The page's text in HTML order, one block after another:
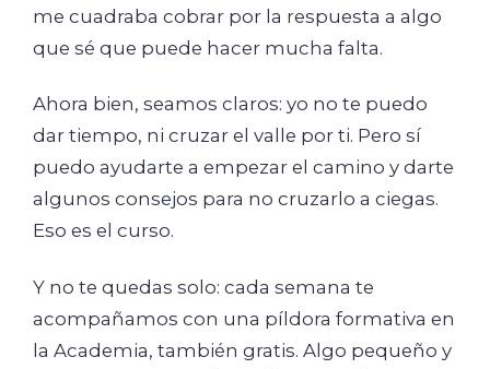
me cuadraba cobrar por la respuesta a algo
que sé que puede hacer mucha falta.
Ahora bien, seamos claros: yo no te puedo
dar tiempo, ni cruzar el valle por ti. Pero sí
puedo ayudarte a empezar el camino y darte
algunos consejos para no cruzarlo a ciegas.
Eso es el curso.
Y no te quedas solo: cada semana te
acompañamos con una píldora formativa en
la Academia, también gratis. Algo pequeño y